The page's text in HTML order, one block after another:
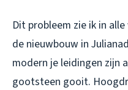
Dit probleem zie ik in
de nieuwbouw in
modern je leidingen zijn
gootsteen gooit.